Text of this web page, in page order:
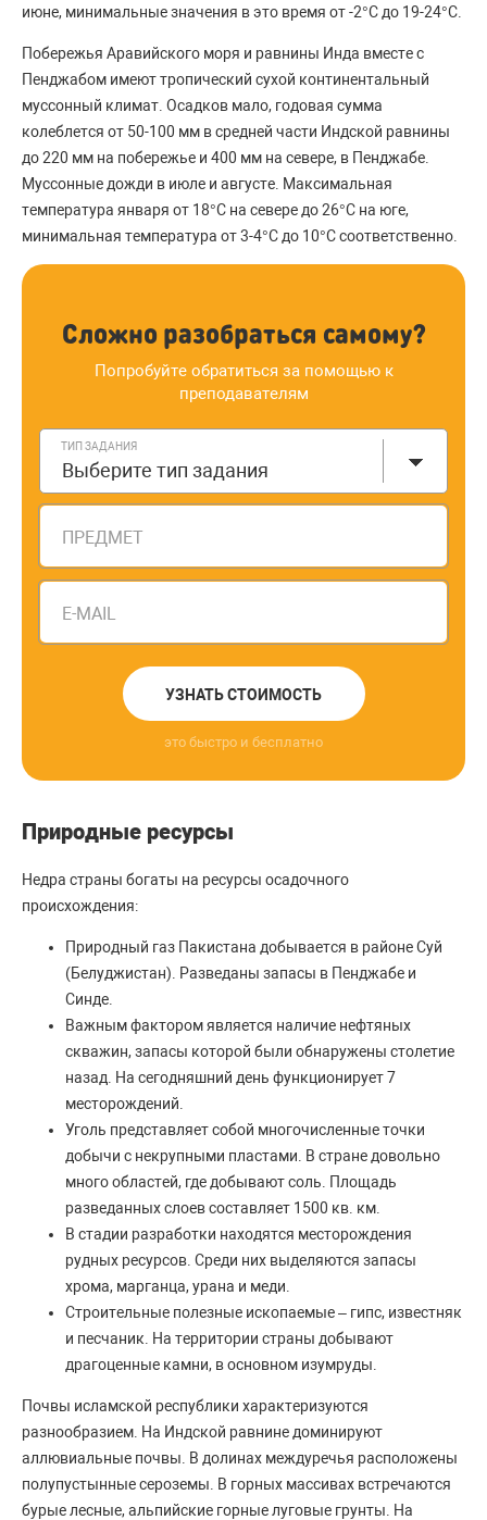
июне, минимальные значения в это время от -2°С до 19-24°С.
Побережья Аравийского моря и равнины Инда вместе с
Пенджабом имеют тропический сухой континентальный
муссонный климат. Осадков мало, годовая сумма
колеблется от 50-100 мм в средней части Индской равнины
до 220 мм на побережье и 400 мм на севере, в Пенджабе.
Муссонные дожди в июле и августе. Максимальная
температура января от 18°С на севере до 26°С на юге,
минимальная температура от 3-4°С до 10°С соответственно.
Сложно разобраться самому?
Попробуйте обратиться за помощью к
преподавателям
ТИП ЗАДАНИЯ
Выберите тип задания
ПРЕДМЕТ
E-MAIL
УЗНАТЬ СТОИМОСТЬ
это быстро и бесплатно
Природные ресурсы
Недра страны богаты на ресурсы осадочного
происхождения:
Природный газ Пакистана добывается в районе Суй
(Белуджистан). Разведаны запасы в Пенджабе и
Синде.
Важным фактором является наличие нефтяных
скважин, запасы которой были обнаружены столетие
назад. На сегодняшний день функционирует 7
месторождений.
Уголь представляет собой многочисленные точки
добычи с некрупными пластами. В стране довольно
много областей, где добывают соль. Площадь
разведанных слоев составляет 1500 кв. км.
В стадии разработки находятся месторождения
рудных ресурсов. Среди них выделяются запасы
хрома, марганца, урана и меди.
Строительные полезные ископаемые – гипс, известняк
и песчаник. На территории страны добывают
драгоценные камни, в основном изумруды.
Почвы исламской республики характеризуются
разнообразием. На Индской равнине доминируют
аллювиальные почвы. В долинах междуречья расположены
полупустынные сероземы. В горных массивах встречаются
бурые лесные, альпийские горные луговые грунты. На